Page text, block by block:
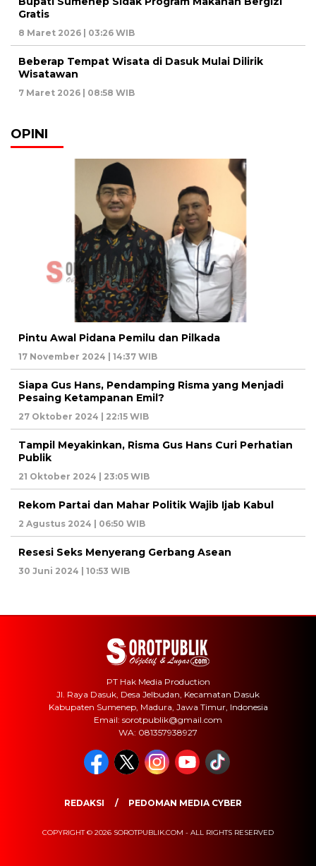
Gratis
8 Maret 2026 | 03:26 WIB
Beberap Tempat Wisata di Dasuk Mulai Dilirik
Wisatawan
7 Maret 2026 | 08:58 WIB
OPINI
Pintu Awal Pidana Pemilu dan Pilkada
17 November 2024 | 14:37 WIB
Siapa Gus Hans, Pendamping Risma yang Menjadi
Pesaing Ketampanan Emil?
27 Oktober 2024 | 22:15 WIB
Tampil Meyakinkan, Risma Gus Hans Curi Perhatian
Publik
21 Oktober 2024 | 23:05 WIB
Rekom Partai dan Mahar Politik Wajib Ijab Kabul
2 Agustus 2024 | 06:50 WIB
Resesi Seks Menyerang Gerbang Asean
30 Juni 2024 | 10:53 WIB
PT Hak Media Production
Jl. Raya Dasuk, Desa Jelbudan, Kecamatan Dasuk
Kabupaten Sumenep, Madura, Jawa Timur, Indonesia
Email: sorotpublik@gmail.com
WA: 081357938927
REDAKSI PEDOMAN MEDIA CYBER
COPYRIGHT © 2026 SOROTPUBLIK.COM - ALL RIGHTS RESERVED